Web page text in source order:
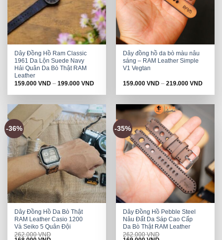
Dây Đồng Hồ Ram Classic
1961 Da Lộn Suede Navy
Hải Quân Da Bò Thật RAM
Leather
159.000VND –199.000VND
Dây đồng hồ da bò màu nâu
sáng – RAM Leather Simple
V1 Vegtan
159.000VND –219.000VND
-36%
Dây Đồng Hồ Da Bò Thật
RAM Leather Casio 1200
Và Seiko 5 Quân Đội
262.000VND
-35%
Dây Đồng Hồ Pebble Steel
Nâu Đất Da Sáp Cao Cấp
Da Bò Thật RAM Leather
262.000VND